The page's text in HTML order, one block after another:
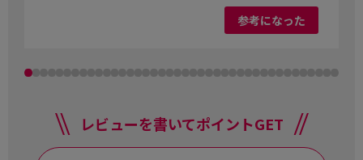
参考になった
レビューを書いてポイントGET